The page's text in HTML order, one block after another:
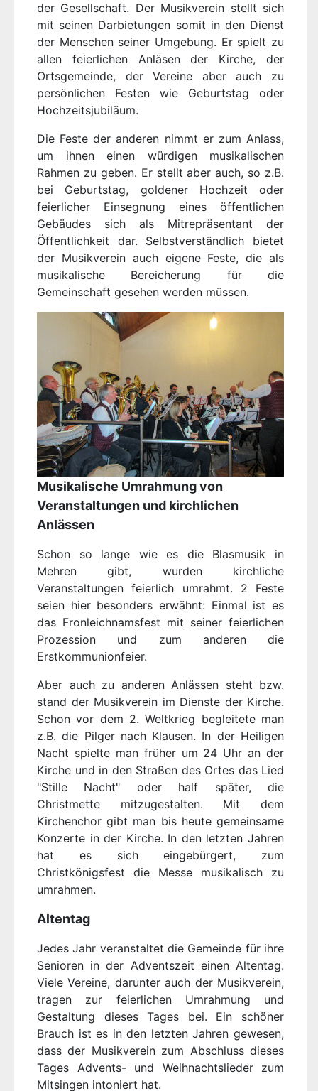
der Gesellschaft. Der Musikverein stellt sich
mit seinen Darbietungen somit in den Dienst
der Menschen seiner Umgebung. Er spielt zu
allen feierlichen Anläsen der Kirche, der
Ortsgemeinde, der Vereine aber auch zu
persönlichen Festen wie Geburtstag oder
Hochzeitsjubiläum.
Die Feste der anderen nimmt er zum Anlass,
um ihnen einen würdigen musikalischen
Rahmen zu geben. Er stellt aber auch, so z.B.
bei Geburtstag, goldener Hochzeit oder
feierlicher Einsegnung eines öffentlichen
Gebäudes sich als Mitrepräsentant der
Öffentlichkeit dar. Selbstverständlich bietet
der Musikverein auch eigene Feste, die als
musikalische Bereicherung für die
Gemeinschaft gesehen werden müssen.
Musikalische Umrahmung von
Veranstaltungen und kirchlichen
Anlässen
Schon so lange wie es die Blasmusik in
Mehren gibt, wurden kirchliche
Veranstaltungen feierlich umrahmt. 2 Feste
seien hier besonders erwähnt: Einmal ist es
das Fronleichnamsfest mit seiner feierlichen
Prozession und zum anderen die
Erstkommunionfeier.
Aber auch zu anderen Anlässen steht bzw.
stand der Musikverein im Dienste der Kirche.
Schon vor dem 2. Weltkrieg begleitete man
z.B. die Pilger nach Klausen. In der Heiligen
Nacht spielte man früher um 24 Uhr an der
Kirche und in den Straßen des Ortes das Lied
"Stille Nacht" oder half später, die
Christmette mitzugestalten. Mit dem
Kirchenchor gibt man bis heute gemeinsame
Konzerte in der Kirche. In den letzten Jahren
hat es sich eingebürgert, zum
Christkönigsfest die Messe musikalisch zu
umrahmen.
Altentag
Jedes Jahr veranstaltet die Gemeinde für ihre
Senioren in der Adventszeit einen Altentag.
Viele Vereine, darunter auch der Musikverein,
tragen zur feierlichen Umrahmung und
Gestaltung dieses Tages bei. Ein schöner
Brauch ist es in den letzten Jahren gewesen,
dass der Musikverein zum Abschluss dieses
Tages Advents- und Weihnachtslieder zum
Mitsingen intoniert hat.